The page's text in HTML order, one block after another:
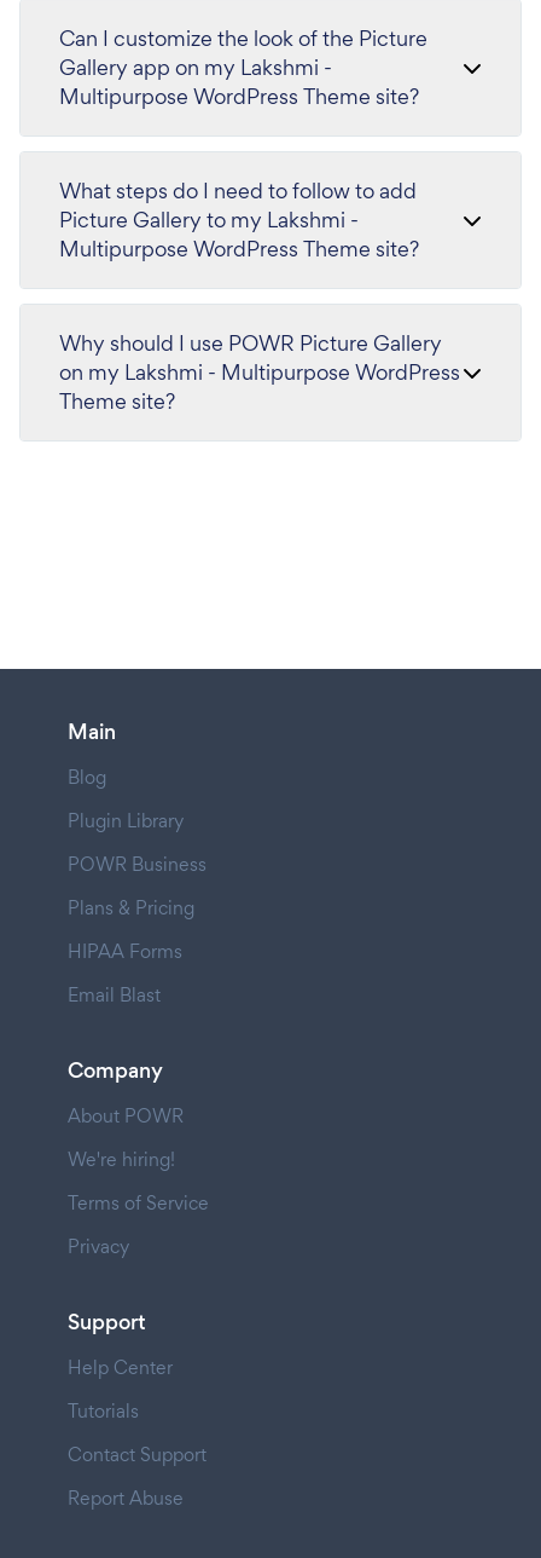
Can I customize the look of the Picture
Gallery app on my Lakshmi -
Multipurpose WordPress Theme site?
What steps do I need to follow to add
Picture Gallery to my Lakshmi -
Multipurpose WordPress Theme site?
Why should I use POWR Picture Gallery
on my Lakshmi - Multipurpose WordPress
Theme site?
Main
Blog
Plugin Library
POWR Business
Plans & Pricing
HIPAA Forms
Email Blast
Company
About POWR
We're hiring!
Terms of Service
Privacy
Support
Help Center
Tutorials
Contact Support
Report Abuse